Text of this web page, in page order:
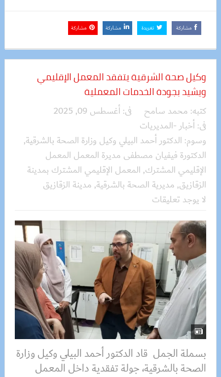
مشاركة تغريدة مشاركة مشاركة
وكيل صحة الشرقية يتفقد المعمل الإقليمي
ويشيد بجودة الخدمات المعملية
كتبه: محمد سامح فى:أغسطس 09, 2025
فى:أخبار -المديريات
وسوم: الدكتور أحمد البيلي وكيل وزارة الصحة بالشرقية,
الدكتورة فيفيان مصطفى مديرة المعمل المعمل
الإقليمي المشترك, المعمل الإقليمي المشترك بمدينة
الزقازيق, مديرية الصحة بالشرقية, مدينة الزقازيق
لا يوجد تعليقات
بسملة الجمل قاد الدكتور أحمد البيلي وكيل وزارة
الصحة بالشرقية، جولة تفقدية داخل المعمل